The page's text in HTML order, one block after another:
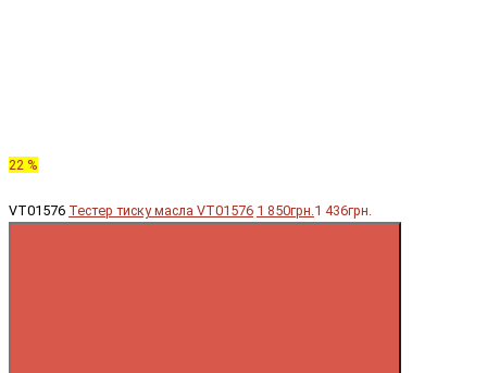
22 %
VT01576 Тестер тиску масла VT01576 1 850грн. 1 436грн.